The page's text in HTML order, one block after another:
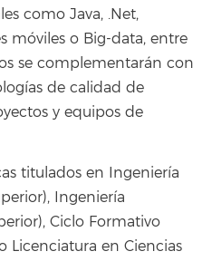
como Java, .Net,
móviles o Big-data, entre
se complementarán con
de calidad de
y equipos de
titulados en Ingeniería
Ingeniería
Ciclo Formativo
Licenciatura en Ciencias